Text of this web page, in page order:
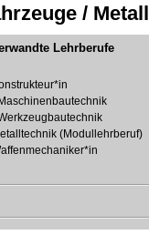
/ Metall
Lehrberufe
(Modullehrberuf)